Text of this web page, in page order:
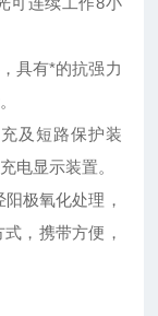
具有*的抗强力
及短路保护装
电显示装置。
极氧化处理，
，携带方便，